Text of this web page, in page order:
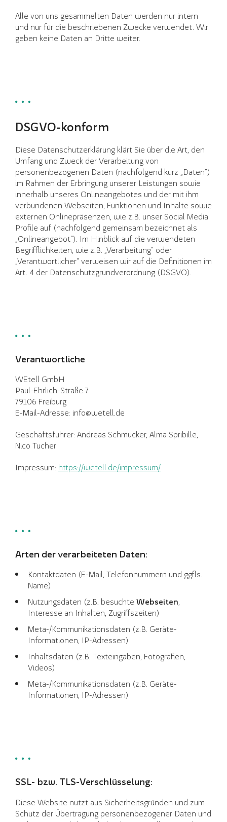
Alle von uns gesammelten Daten werden nur intern
und nur für die beschriebenen Zwecke verwendet. Wir
geben keine Daten an Dritte weiter.
DSGVO-konform
Diese Datenschutzerklärung klärt Sie über die Art, den
Umfang und Zweck der Verarbeitung von
personenbezogenen Daten (nachfolgend kurz „Daten“)
im Rahmen der Erbringung unserer Leistungen sowie
innerhalb unseres Onlineangebotes und der mit ihm
verbundenen Webseiten, Funktionen und Inhalte sowie
externen Onlinepräsenzen, wie z.B. unser Social Media
Profile auf (nachfolgend gemeinsam bezeichnet als
„Onlineangebot“). Im Hinblick auf die verwendeten
Begrifflichkeiten, wie z.B. „Verarbeitung“ oder
„Verantwortlicher“ verweisen wir auf die Definitionen im
Art. 4 der Datenschutzgrundverordnung (DSGVO).
Verantwortliche
WEtell GmbH
Paul-Ehrlich-Straße 7
79106 Freiburg
E-Mail-Adresse: info@wetell.de
Geschäftsführer: Andreas Schmucker, Alma Spribille,
Nico Tucher
Impressum: https://wetell.de/impressum/
Arten der verarbeiteten Daten:
Kontaktdaten (E-Mail, Telefonnummern und ggfls.
Name)
Nutzungsdaten (z.B. besuchte Webseiten,
Interesse an Inhalten, Zugriffszeiten)
Meta-/Kommunikationsdaten (z.B. Geräte-
Informationen, IP-Adressen)
Inhaltsdaten (z.B. Texteingaben, Fotografien,
Videos)
Meta-/Kommunikationsdaten (z.B. Geräte-
Informationen, IP-Adressen)
SSL- bzw. TLS-Verschlüsselung:
Diese Website nutzt aus Sicherheitsgründen und zum
Schutz der Übertragung personenbezogener Daten und